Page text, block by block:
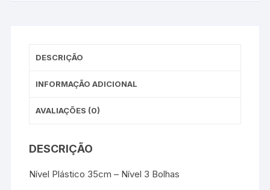
DESCRIÇÃO
INFORMAÇÃO ADICIONAL
AVALIAÇÕES (0)
DESCRIÇÃO
Nível Plástico 35cm – Nível 3 Bolhas